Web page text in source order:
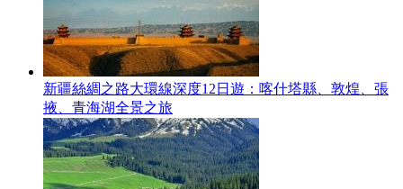
新疆絲綢之路大環線深度12日遊：喀什塔縣、敦煌、張
掖、青海湖全景之旅